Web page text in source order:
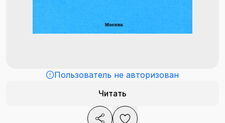
Пользователь не авторизован
Читать